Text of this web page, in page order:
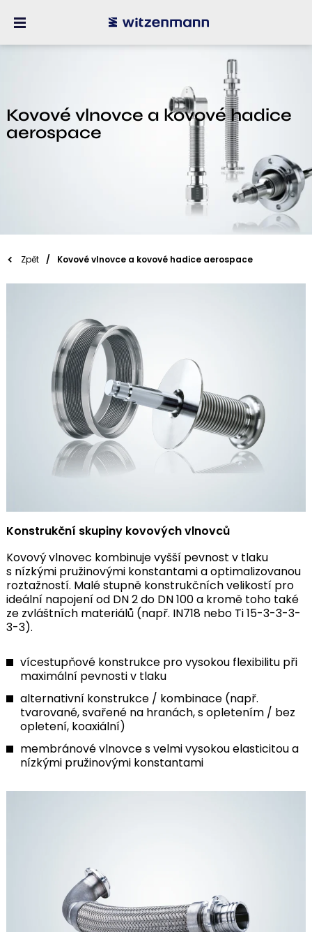
Kovové vlnovce a kovové hadice
aerospace
Zpět Kovové vlnovce a kovové hadice aerospace
Konstrukční skupiny kovových vlnovců
Kovový vlnovec kombinuje vyšší pevnost v tlaku
s nízkými pružinovými konstantami a optimalizovanou
roztažností. Malé stupně konstrukčních velikostí pro
ideální napojení od DN 2 do DN 100 a kromě toho také
ze zvláštních materiálů (např. IN718 nebo Ti 15-3-3-3-
3-3).
vícestupňové konstrukce pro vysokou flexibilitu při
maximální pevnosti v tlaku
alternativní konstrukce / kombinace (např.
tvarované, svařené na hranách, s opletením / bez
opletení, koaxiální)
membránové vlnovce s velmi vysokou elasticitou a
nízkými pružinovými konstantami